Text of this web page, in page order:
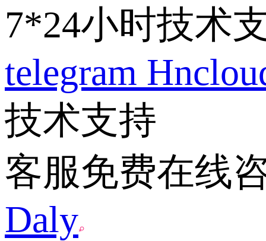
7*24小时技术
telegram
技术支持
客服免费在线
Daly